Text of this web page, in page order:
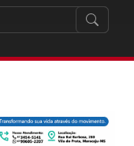
Estrela realiza